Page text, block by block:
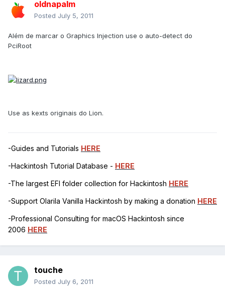
oldnapalm
Posted July 5, 2011
Além de marcar o Graphics Injection use o auto-detect do
PciRoot
Use as kexts originais do Lion.
-Guides and Tutorials HERE
-Hackintosh Tutorial Database - HERE
-The largest EFI folder collection for Hackintosh HERE
-Support Olarila Vanilla Hackintosh by making a donation HERE
-Professional Consulting for macOS Hackintosh since
2006 HERE
touche
Posted July 6, 2011